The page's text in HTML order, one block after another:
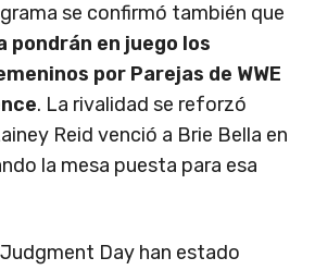
se confirmó también que
pondrán en juego los
por Parejas de WWE
. La rivalidad se reforzó
Reid venció a Brie Bella en
la mesa puesta para esa
Day han estado